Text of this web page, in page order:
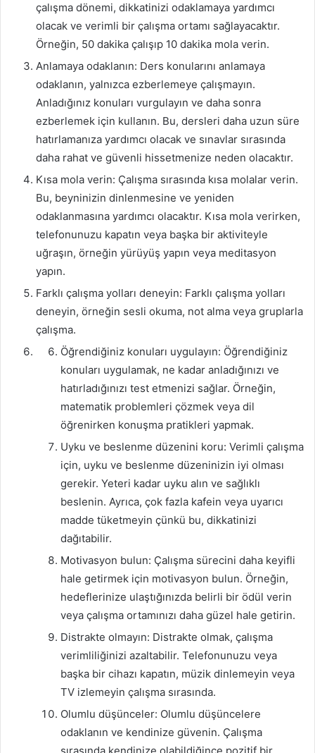
çalışma dönemi, dikkatinizi odaklamaya yardımcı
olacak ve verimli bir çalışma ortamı sağlayacaktır.
Örneğin, 50 dakika çalışıp 10 dakika mola verin.
Anlamaya odaklanın: Ders konularını anlamaya
odaklanın, yalnızca ezberlemeye çalışmayın.
Anladığınız konuları vurgulayın ve daha sonra
ezberlemek için kullanın. Bu, dersleri daha uzun süre
hatırlamanıza yardımcı olacak ve sınavlar sırasında
daha rahat ve güvenli hissetmenize neden olacaktır.
Kısa mola verin: Çalışma sırasında kısa molalar verin.
Bu, beyninizin dinlenmesine ve yeniden
odaklanmasına yardımcı olacaktır. Kısa mola verirken,
telefonunuzu kapatın veya başka bir aktiviteyle
uğraşın, örneğin yürüyüş yapın veya meditasyon
yapın.
Farklı çalışma yolları deneyin: Farklı çalışma yolları
deneyin, örneğin sesli okuma, not alma veya gruplarla
çalışma.
Öğrendiğiniz konuları uygulayın: Öğrendiğiniz
konuları uygulamak, ne kadar anladığınızı ve
hatırladığınızı test etmenizi sağlar. Örneğin,
matematik problemleri çözmek veya dil
öğrenirken konuşma pratikleri yapmak.
Uyku ve beslenme düzenini koru: Verimli çalışma
için, uyku ve beslenme düzeninizin iyi olması
gerekir. Yeteri kadar uyku alın ve sağlıklı
beslenin. Ayrıca, çok fazla kafein veya uyarıcı
madde tüketmeyin çünkü bu, dikkatinizi
dağıtabilir.
Motivasyon bulun: Çalışma sürecini daha keyifli
hale getirmek için motivasyon bulun. Örneğin,
hedeflerinize ulaştığınızda belirli bir ödül verin
veya çalışma ortamınızı daha güzel hale getirin.
Distrakte olmayın: Distrakte olmak, çalışma
verimliliğinizi azaltabilir. Telefonunuzu veya
başka bir cihazı kapatın, müzik dinlemeyin veya
TV izlemeyin çalışma sırasında.
Olumlu düşünceler: Olumlu düşüncelere
odaklanın ve kendinize güvenin. Çalışma